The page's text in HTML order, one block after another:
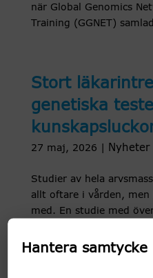
när Global Genomics
Training (GGNET)
Stort
genetiska
27 maj, 2026 Nyheter
Studier av hela
allt oftare i vården, men
med. En studie med
känner sig tillräckligt
Hantera samtycke